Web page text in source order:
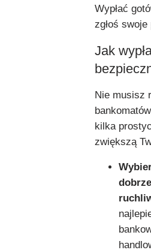
Wypłać
zgłoś
Jak
Nie musisz
kilka
zwiększą